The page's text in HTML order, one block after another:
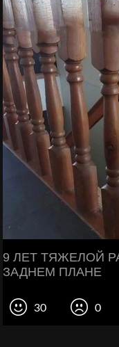
9 ЛЕТ ТЯЖЕЛОЙ
ЗАДНЕМ ПЛАНЕ
30 0